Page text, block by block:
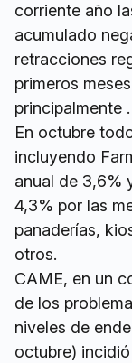
corriente año
acumulado
retracciones
primeros
principalmente .
En octubre
incluyendo
anual de 3,6%
4,3% por las
panaderías,
otros.
CAME, en un
de los
niveles de
octubre)